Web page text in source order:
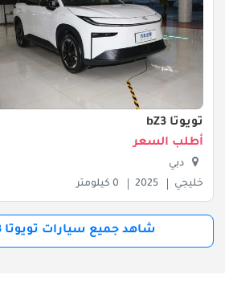
تويوتا bZ3
أطلب السعر
دبي
خليجي
2025 0 كيلومتر
شاهد جميع سيارات تويوتا bZ3 للبيع